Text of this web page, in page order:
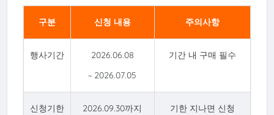
구분 신청 내용 주의사항
행사기간
2026.06.08
~ 2026.07.05
기간 내 구매 필수
신청기한 2026.09.30까지
기한 지나면 신청